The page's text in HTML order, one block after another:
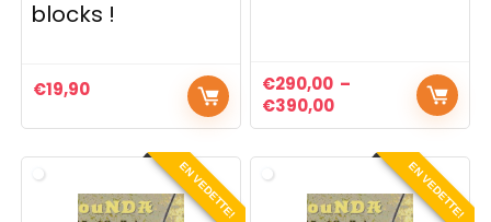
blocks !
€19,90 €290,00 –
€390,00
EN VEDETTE! EN VEDETTE!